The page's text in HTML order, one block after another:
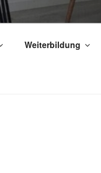
Weiterbildung